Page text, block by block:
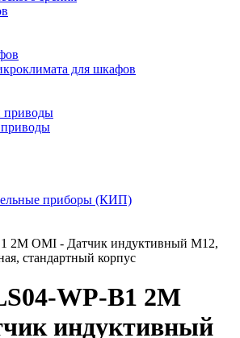
для шкафов
приводы
приводы
приборы (КИП)
2M OMI - Датчик индуктивный M12,
стандартный корпус
WP-B1 2M
индуктивный